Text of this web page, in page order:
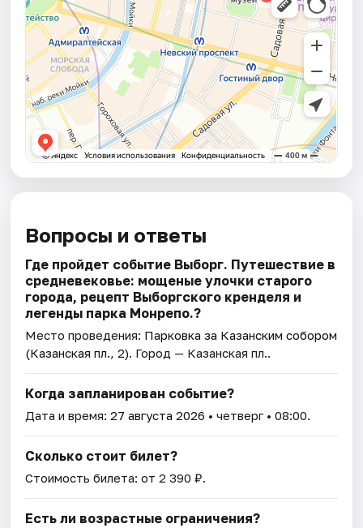
Вопросы и ответы
Где пройдет событие Выборг. Путешествие в
средневековье: мощеные улочки старого
города, рецепт Выборгского кренделя и
легенды парка Монрепо.?
Место проведения: Парковка за Казанским собором
(Казанская пл., 2). Город — Казанская пл..
Когда запланирован событие?
Дата и время:27 августа 2026 • четверг • 08:00.
Сколько стоит билет?
Стоимость билета: от 2 390 ₽.
Есть ли возрастные ограничения?